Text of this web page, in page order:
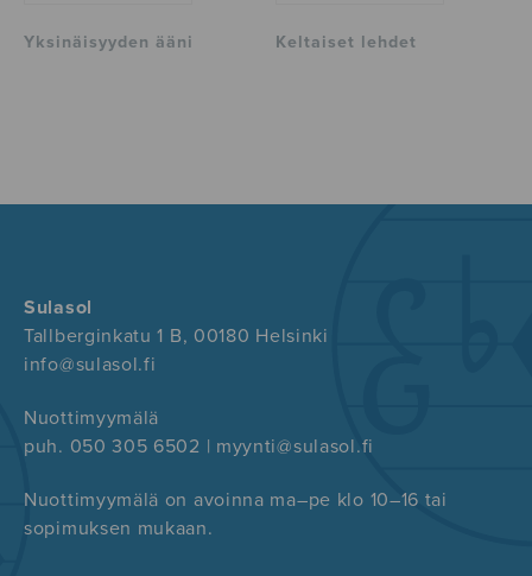
Yksinäisyyden ääni Keltaiset lehdet
Sulasol
Tallberginkatu 1 B, 00180 Helsinki
info@sulasol.fi
Nuottimyymälä
puh. 050 305 6502 | myynti@sulasol.fi
Nuottimyymälä on avoinna ma–pe klo 10–16 tai
sopimuksen mukaan.